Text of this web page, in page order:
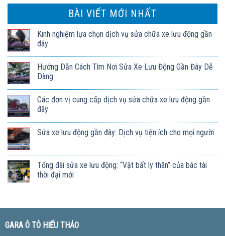
BÀI VIẾT MỚI NHẤT
Kinh nghiệm lựa chọn dịch vụ sửa chữa xe lưu động gần
đây
Hướng Dẫn Cách Tìm Nơi Sửa Xe Lưu Động Gần Đây Dễ
Dàng
Các đơn vị cung cấp dịch vụ sửa chữa xe lưu động gần
đây
Sửa xe lưu động gần đây: Dịch vụ tiện ích cho mọi người
Tổng đài sửa xe lưu động: “Vật bất ly thân” của bác tài
thời đại mới
GARA Ô TÔ HIẾU THẢO